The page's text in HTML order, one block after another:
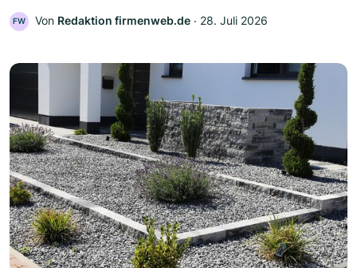
FW Von Redaktion firmenweb.de ‧ 28. Juli 2026